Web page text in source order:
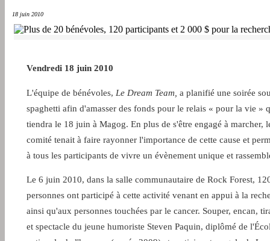
18 juin 2010
Vendredi 18 juin 2010
L'équipe de bénévoles, Le Dream Team, a planifié une soirée
spaghetti afin d'amasser des fonds pour le relais « pour la vie »
tiendra le 18 juin à Magog. En plus de s'être engagé à marcher,
comité tenait à faire rayonner l'importance de cette cause et
à tous les participants de vivre un évènement unique et
Le 6 juin 2010, dans la salle communautaire de Rock Forest,
personnes ont participé à cette activité venant en appui à la
ainsi qu'aux personnes touchées par le cancer. Souper, encan,
et spectacle du jeune humoriste Steven Paquin, diplômé de